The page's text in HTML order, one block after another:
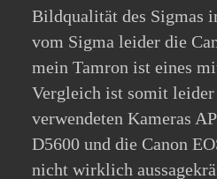
Bildqualität des Sigmas
vom Sigma leider die
mein Tamron ist eines
Vergleich ist somit
verwendeten Kameras
D5600 und die Canon
nicht wirklich